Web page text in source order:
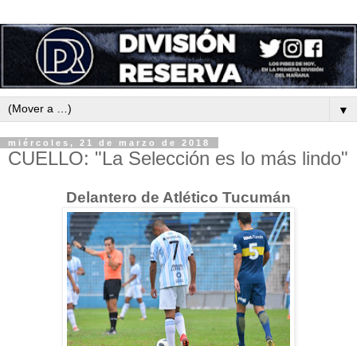
▼
miércoles, 21 de marzo de 2018
CUELLO: "La Selección es lo más lindo"
Delantero de Atlético Tucumán